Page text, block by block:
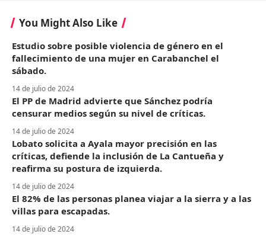
You Might Also Like
Estudio sobre posible violencia de género en el
fallecimiento de una mujer en Carabanchel el
sábado.
14 de julio de 2024
El PP de Madrid advierte que Sánchez podría
censurar medios según su nivel de críticas.
14 de julio de 2024
Lobato solicita a Ayala mayor precisión en las
críticas, defiende la inclusión de La Cantueña y
reafirma su postura de izquierda.
14 de julio de 2024
El 82% de las personas planea viajar a la sierra y a las
villas para escapadas.
14 de julio de 2024